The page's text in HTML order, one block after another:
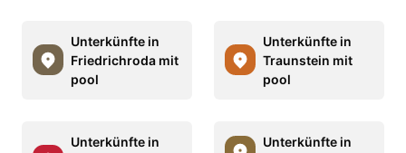
Unterkünfte in
Friedrichroda mit
pool
Unterkünfte in
Traunstein mit
pool
Unterkünfte in
Unterkünfte in